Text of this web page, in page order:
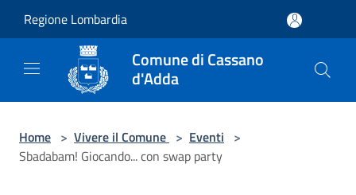
Regione Lombardia
Comune di Cassano
d'Adda
Home > Vivere il Comune > Eventi >
Sbadabam! Giocando... con swap party